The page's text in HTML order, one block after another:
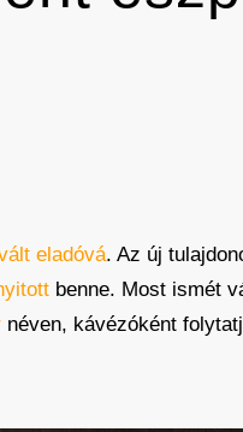
eladóvá. Az új
benne. Most ismét
néven, kávézóként